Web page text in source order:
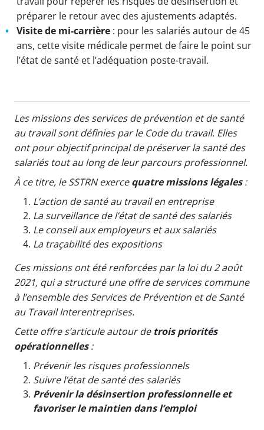
préparer le retour avec des ajustements adaptés.
Visite de mi-carrière : pour les salariés autour de 45
ans, cette visite médicale permet de faire le point sur
l’état de santé et l’adéquation poste-travail.
Les missions des services de prévention et de santé
au travail sont définies par le Code du travail. Elles
ont pour objectif principal de préserver la santé des
salariés tout au long de leur parcours professionnel.
À ce titre, le SSTRN exercequatre missions légales:
L’action de santé au travail en entreprise
La surveillance de l’état de santé des salariés
Le conseil aux employeurs et aux salariés
La traçabilité des expositions
Ces missions ont été renforcées par la loi du 2 août
2021, qui a structuré une offre de services commune
à l’ensemble des Services de Prévention et de Santé
au Travail Interentreprises.
Cette offre s’articule autour de trois priorités
opérationnelles:
Prévenir les risques professionnels
Suivre l’état de santé des salariés
Prévenir la désinsertion professionnelle et
favoriser le maintien dans l’emploi